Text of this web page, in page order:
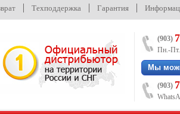
Техподдержка Гарантия
(903)
Пн.-Пт.
Мы
(903)